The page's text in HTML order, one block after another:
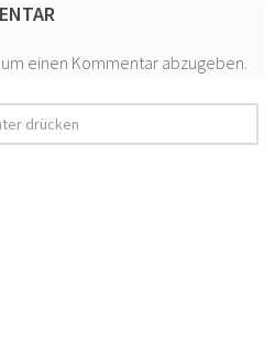
einen Kommentar abzugeben.